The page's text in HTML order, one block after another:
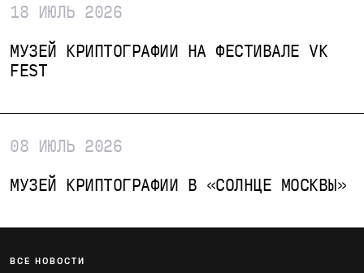
18 ИЮЛЬ 2026
МУЗЕЙ КРИПТОГРАФИИ НА ФЕСТИВАЛЕ VK
FEST
08 ИЮЛЬ 2026
МУЗЕЙ КРИПТОГРАФИИ В «СОЛНЦЕ МОСКВЫ»
ВСЕ НОВОСТИ